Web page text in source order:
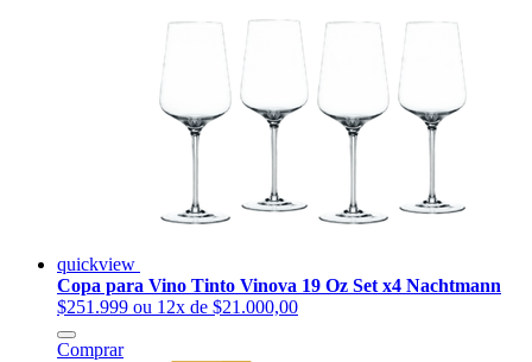
quickview
Copa para Vino Tinto Vinova 19 Oz Set x4 Nachtmann
$251.999 ou 12x de $21.000,00
Comprar